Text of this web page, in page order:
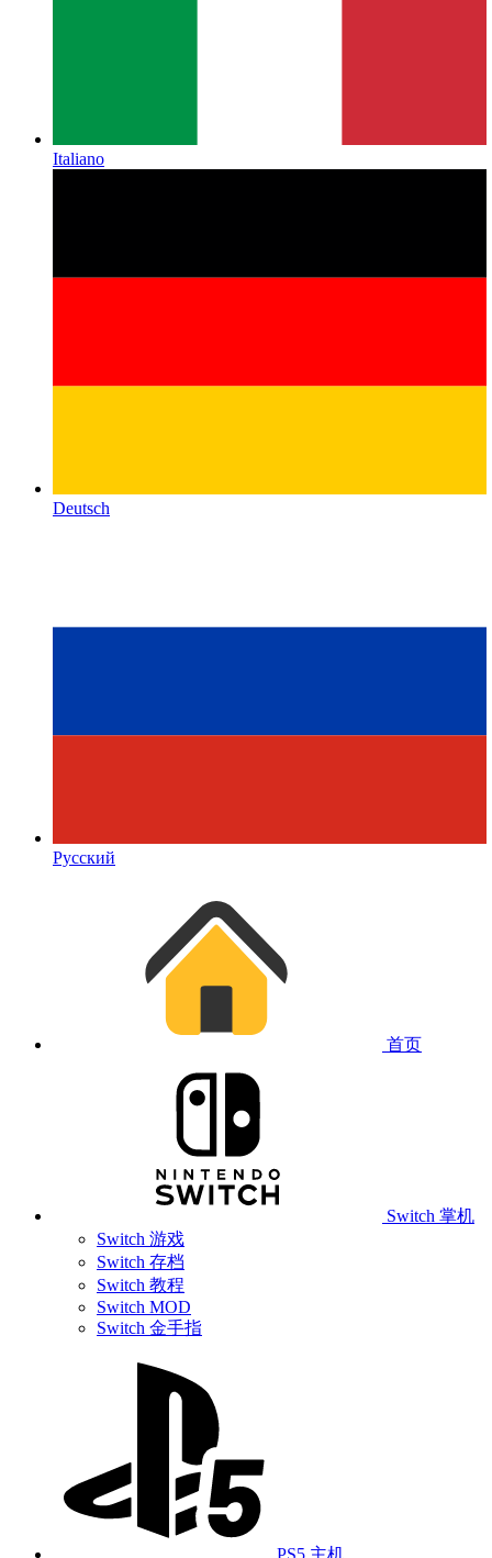
Italiano
Deutsch
Русский
首页
Switch 掌机
Switch 游戏
Switch 存档
Switch 教程
Switch MOD
Switch 金手指